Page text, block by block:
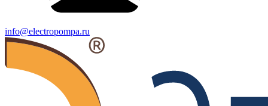
info@electropompa.ru